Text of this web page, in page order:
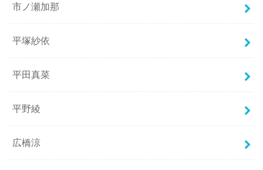
市ノ瀬加那
平塚紗依
平田真菜
平野綾
広橋涼